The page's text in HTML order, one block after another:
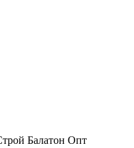
Балатон Опт